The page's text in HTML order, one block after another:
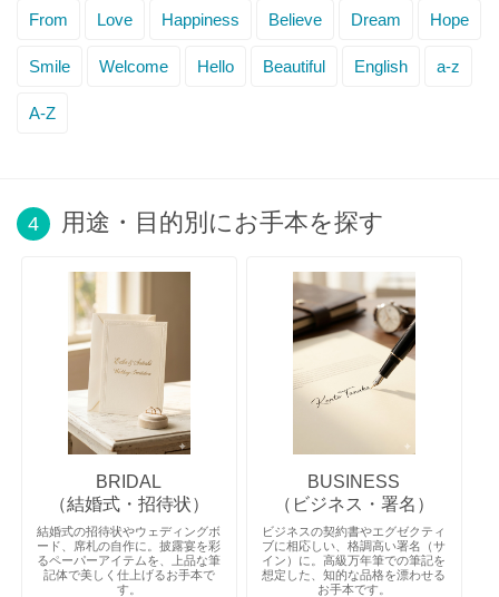
From Love Happiness Believe Dream Hope
Smile Welcome Hello Beautiful English a-z
A-Z
4 用途・目的別にお手本を探す
BRIDAL
（結婚式・招待状）
結婚式の招待状やウェディングボ
ード、席札の自作に。披露宴を彩
るペーパーアイテムを、上品な筆
記体で美しく仕上げるお手本で
す。
BUSINESS
（ビジネス・署名）
ビジネスの契約書やエグゼクティ
ブに相応しい、格調高い署名（サ
イン）に。高級万年筆での筆記を
想定した、知的な品格を漂わせる
お手本です。